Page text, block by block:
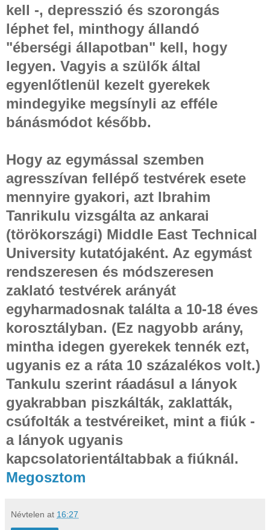
kell -, depresszió és szorongás
léphet fel, minthogy állandó
"éberségi állapotban" kell, hogy
legyen. Vagyis a szülők által
egyenlőtlenül kezelt gyerekek
mindegyike megsínyli az efféle
bánásmódot később.
Hogy az egymással szemben
agresszívan fellépő testvérek esete
mennyire gyakori, azt Ibrahim
Tanrikulu vizsgálta az ankarai
(törökországi) Middle East Technical
University kutatójaként. Az egymást
rendszeresen és módszeresen
zaklató testvérek arányát
egyharmadosnak találta a 10-18 éves
korosztályban. (Ez nagyobb arány,
mintha idegen gyerekek tennék ezt,
ugyanis ez a ráta 10 százalékos volt.)
Tankulu szerint ráadásul a lányok
gyakrabban piszkálták, zaklatták,
csúfolták a testvéreiket, mint a fiúk -
a lányok ugyanis
kapcsolatorientáltabbak a fiúknál.
Megosztom
Névtelen at 16:27